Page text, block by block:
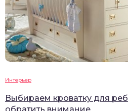
Интерьер
Выбираем кроватку для